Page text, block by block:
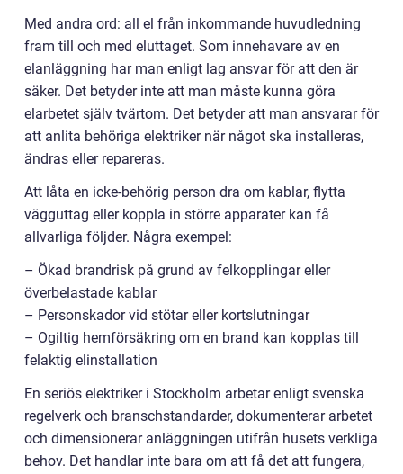
Med andra ord: all el från inkommande huvudledning
fram till och med eluttaget. Som innehavare av en
elanläggning har man enligt lag ansvar för att den är
säker. Det betyder inte att man måste kunna göra
elarbetet själv tvärtom. Det betyder att man ansvarar för
att anlita behöriga elektriker när något ska installeras,
ändras eller repareras.
Att låta en icke-behörig person dra om kablar, flytta
vägguttag eller koppla in större apparater kan få
allvarliga följder. Några exempel:
– Ökad brandrisk på grund av felkopplingar eller
överbelastade kablar
– Personskador vid stötar eller kortslutningar
– Ogiltig hemförsäkring om en brand kan kopplas till
felaktig elinstallation
En seriös elektriker i Stockholm arbetar enligt svenska
regelverk och branschstandarder, dokumenterar arbetet
och dimensionerar anläggningen utifrån husets verkliga
behov. Det handlar inte bara om att få det att fungera,